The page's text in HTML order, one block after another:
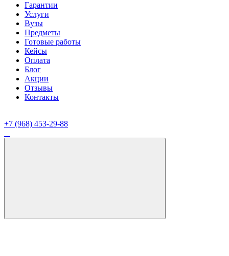
Гарантии
Услуги
Вузы
Предметы
Готовые работы
Кейсы
Оплата
Блог
Акции
Отзывы
Контакты
+7 (968) 453-29-88